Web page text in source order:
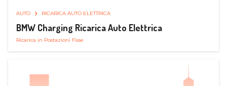
AUTO RICARICA AUTO ELETTRICA
BMW Charging Ricarica Auto Elettrica
Ricarica in Postazioni Fisse